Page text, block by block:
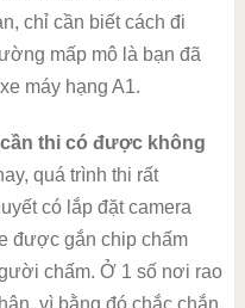
chỉ cần biết cách đi
mấp mô là bạn đã
máy hạng A1.
thi có được không
quá trình thi rất
có lắp đặt camera
được gắn chip chấm
chấm. Ở 1 số nơi rao
vì bằng đó chắc chắn